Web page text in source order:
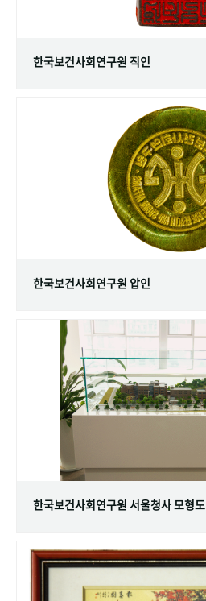
한국보건사회연구원 직인
한국보건사회연구원 압인
한국보건사회연구원 서울청사 모형도